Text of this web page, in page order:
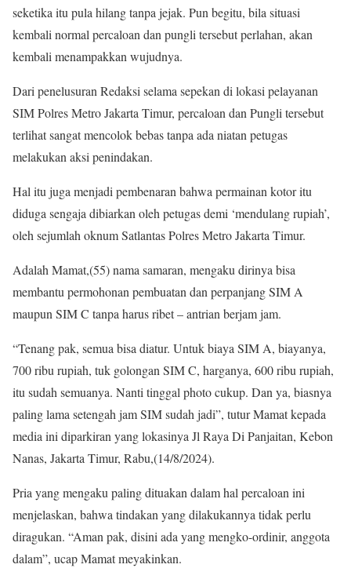
seketika itu pula hilang tanpa jejak. Pun begitu, bila situasi
kembali normal percaloan dan pungli tersebut perlahan, akan
kembali menampakkan wujudnya.
Dari penelusuran Redaksi selama sepekan di lokasi pelayanan
SIM Polres Metro Jakarta Timur, percaloan dan Pungli tersebut
terlihat sangat mencolok bebas tanpa ada niatan petugas
melakukan aksi penindakan.
Hal itu juga menjadi pembenaran bahwa permainan kotor itu
diduga sengaja dibiarkan oleh petugas demi ‘mendulang rupiah’,
oleh sejumlah oknum Satlantas Polres Metro Jakarta Timur.
Adalah Mamat,(55) nama samaran, mengaku dirinya bisa
membantu permohonan pembuatan dan perpanjang SIM A
maupun SIM C tanpa harus ribet – antrian berjam jam.
“Tenang pak, semua bisa diatur. Untuk biaya SIM A, biayanya,
700 ribu rupiah, tuk golongan SIM C, harganya, 600 ribu rupiah,
itu sudah semuanya. Nanti tinggal photo cukup. Dan ya, biasnya
paling lama setengah jam SIM sudah jadi”, tutur Mamat kepada
media ini diparkiran yang lokasinya Jl Raya Di Panjaitan, Kebon
Nanas, Jakarta Timur, Rabu,(14/8/2024).
Pria yang mengaku paling dituakan dalam hal percaloan ini
menjelaskan, bahwa tindakan yang dilakukannya tidak perlu
diragukan. “Aman pak, disini ada yang mengko-ordinir, anggota
dalam”, ucap Mamat meyakinkan.